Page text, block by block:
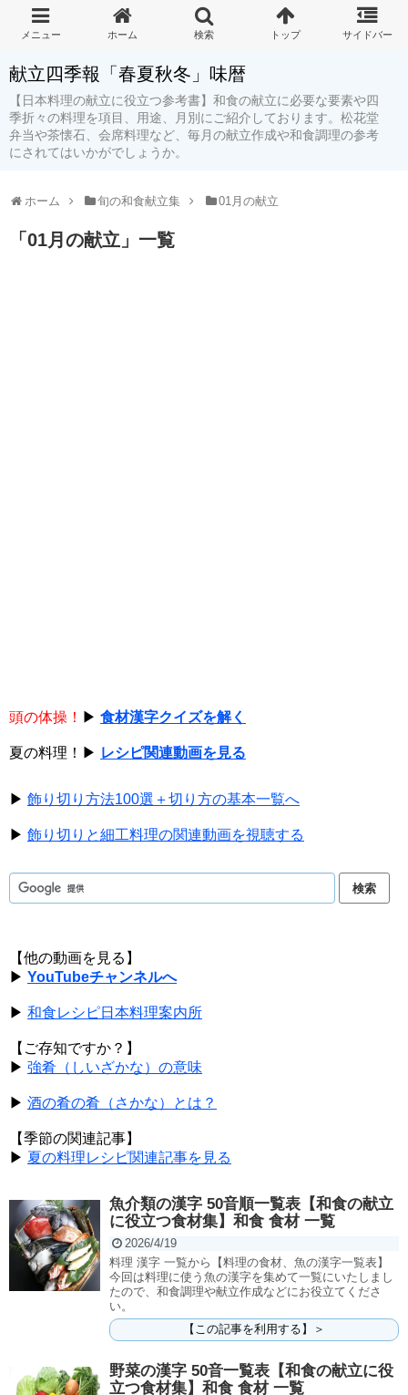
献立四季報「春夏秋冬」味暦
【日本料理の献立に役立つ参考書】和食の献立に必要な要素や四
季折々の料理を項目、用途、月別にご紹介しております。松花堂
弁当や茶懐石、会席料理など、毎月の献立作成や和食調理の参考
にされてはいかがでしょうか。
ホーム 旬の和食献立集 01月の献立
「 01月の献立 」 一覧
頭の体操！ ▶ 食材漢字クイズを解く
夏の料理！▶ レシピ関連動画を見る
▶ 飾り切り方法100選＋切り方の基本一覧へ
▶ 飾り切りと細工料理の関連動画を視聴する
【他の動画を見る】
▶ YouTubeチャンネルへ
▶ 和食レシピ日本料理案内所
【ご存知ですか？】
▶ 強肴（しいざかな）の意味
▶ 酒の肴の肴（さかな）とは？
【季節の関連記事】
▶ 夏の料理レシピ関連記事を見る
魚介類の漢字 50音順一覧表【和食の献立
に役立つ食材集】和食 食材 一覧
2026/4/19
料理 漢字 一覧から【料理の食材、魚の漢字一覧表】
今回は料理に使う魚の漢字を集めて一覧にいたしまし
たので、和食調理や献立作成などにお役立てくださ
い。
【この記事を利用する】＞
野菜の漢字 50音一覧表【和食の献立に役
立つ食材集】和食 食材 一覧